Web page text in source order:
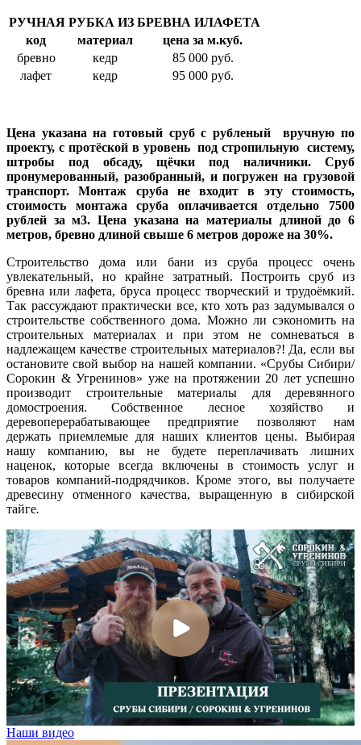
РУЧНАЯ РУБКА ИЗ БРЕВНА ИЛАФЕТА
код
материал
цена за м.куб.
бревно
кедр
85 000 руб.
лафет
кедр 95 000 руб.
Цена указана на готовый сруб с рубленый вручную по
проекту, с протёской в уровень под стропильную систему,
штробы под обсаду, щёчки под наличники. Сруб
пронумерованный, разобранный, и погружен на грузовой
транспорт. Монтаж сруба не входит в эту стоимость,
стоимость монтажа сруба оплачивается отдельно 7500
рублей за м3. Цена указана на материалы длиной до 6
метров, бревно длиной свыше 6 метров дороже на 30%.
Строительство дома или бани из сруба процесс очень
увлекательный, но крайне затратный. Построить сруб из
бревна или лафета, бруса процесс творческий и трудоёмкий.
Так рассуждают практически все, кто хоть раз задумывался o
строительстве собственного дома. Можно ли сэкономить на
строительных материалах и при этом не сомневаться в
надлежащем качестве строительных материалов?! Да, если вы
остановите свой выбор на нашей компании. «Срубы Сибири/
Сорокин & Угренинов» уже на протяжении 20 лет успешно
производит строительные материалы для деревянного
домостроения. Собственное лесное хозяйство и
деревоперерабатывающее предприятие позволяют нам
держать приемлемые для наших клиентов цены. Выбирая
нашу компанию, вы не будете переплачивать лишних
наценок, которые всегда включены в стоимость услуг и
товаров компаний-подрядчиков. Кроме этого, вы получаете
древесину отменного качества, выращенную в сибирской
тайге.
Наши видео